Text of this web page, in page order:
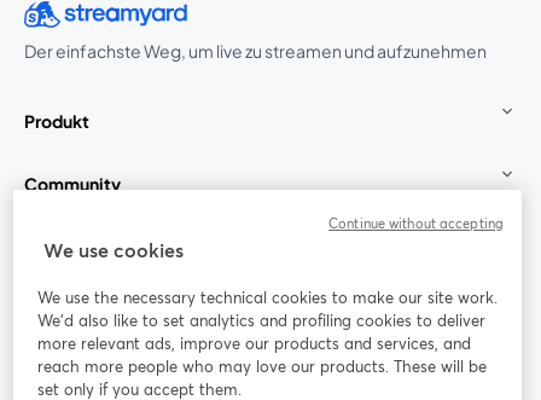
Der einfachste Weg, um live zu streamen und aufzunehmen
Produkt
Community
StreamYard für
Mitmachen
Webinar Facebook
wird in einem neuen Tab geöffnet
X (Twitter)
We use cookies
We use the necessary technical cookies to make our site work.
We'd also like to set analytics and profiling cookies to deliver
more relevant ads, improve our products and services, and
reach more people who may love our products. These will be
set only if you accept them.
Continue without accepting